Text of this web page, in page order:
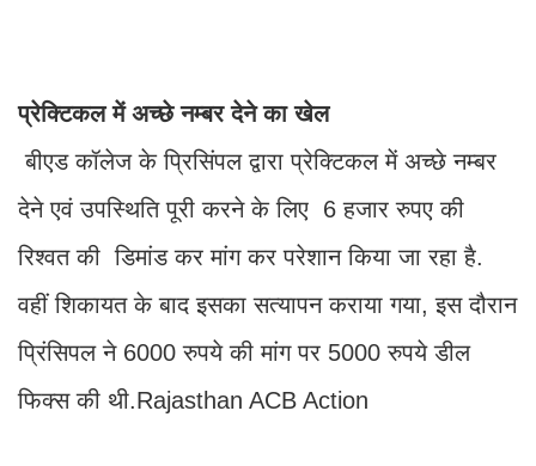
प्रेक्टिकल में अच्छे नम्बर देने का खेल
बीएड कॉलेज के प्रिसिंपल द्वारा प्रेक्टिकल में अच्छे नम्बर
देने एवं उपस्थिति पूरी करने के लिए 6 हजार रुपए की
रिश्वत की डिमांड कर मांग कर परेशान किया जा रहा है.
वहीं शिकायत के बाद इसका सत्यापन कराया गया, इस दौरान
प्रिंसिपल ने 6000 रुपये की मांग पर 5000 रुपये डील
फिक्स की थी.Rajasthan ACB Action